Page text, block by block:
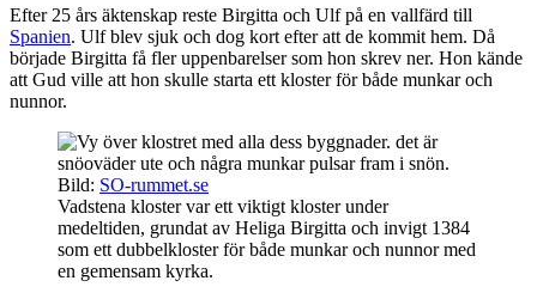
Efter 25 års äktenskap reste Birgitta och Ulf på en vallfärd till
Spanien. Ulf blev sjuk och dog kort efter att de kommit hem. Då
började Birgitta få fler uppenbarelser som hon skrev ner. Hon kände
att Gud ville att hon skulle starta ett kloster för både munkar och
nunnor.
Bild: SO-rummet.se
Vadstena kloster var ett viktigt kloster under
medeltiden, grundat av Heliga Birgitta och invigt 1384
som ett dubbelkloster för både munkar och nunnor med
en gemensam kyrka.